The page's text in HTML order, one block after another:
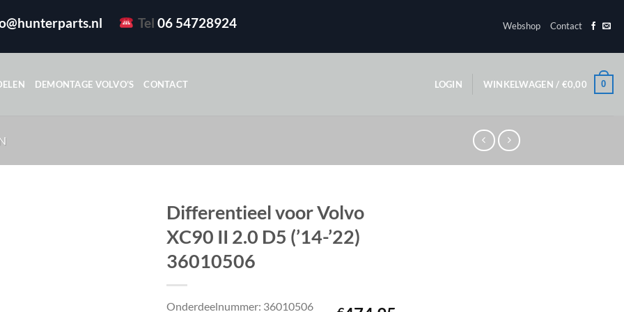
Tel 06 54728924 Webshop Contact
DEMONTAGE VOLVO’S CONTACT LOGIN WINKELWAGEN / €0,00 0
Differentieel voor Volvo
XC90 II 2.0 D5 (’14-’22)
36010506
Onderdeelnummer: 36010506